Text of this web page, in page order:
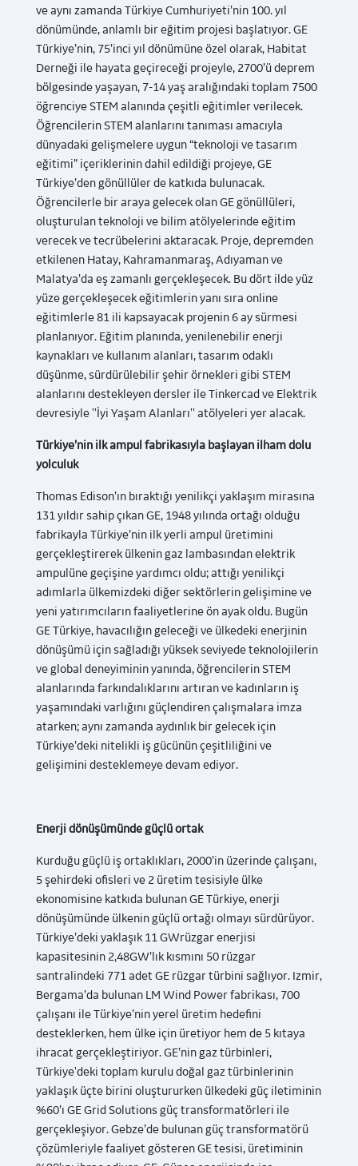
ve aynı zamanda Türkiye Cumhuriyeti’nin 100. yıl
dönümünde, anlamlı bir eğitim projesi başlatıyor. GE
Türkiye’nin, 75’inci yıl dönümüne özel olarak, Habitat
Derneği ile hayata geçireceği projeyle, 2700’ü deprem
bölgesinde yaşayan, 7-14 yaş aralığındaki toplam 7500
öğrenciye STEM alanında çeşitli eğitimler verilecek.
Öğrencilerin STEM alanlarını tanıması amacıyla
dünyadaki gelişmelere uygun “teknoloji ve tasarım
eğitimi” içeriklerinin dahil edildiği projeye, GE
Türkiye’den gönüllüler de katkıda bulunacak.
Öğrencilerle bir araya gelecek olan GE gönüllüleri,
oluşturulan teknoloji ve bilim atölyelerinde eğitim
verecek ve tecrübelerini aktaracak. Proje, depremden
etkilenen Hatay, Kahramanmaraş, Adıyaman ve
Malatya’da eş zamanlı gerçekleşecek. Bu dört ilde yüz
yüze gerçekleşecek eğitimlerin yanı sıra online
eğitimlerle 81 ili kapsayacak projenin 6 ay sürmesi
planlanıyor. Eğitim planında, yenilenebilir enerji
kaynakları ve kullanım alanları, tasarım odaklı
düşünme, sürdürülebilir şehir örnekleri gibi STEM
alanlarını destekleyen dersler ile Tinkercad ve Elektrik
devresiyle ''İyi Yaşam Alanları'' atölyeleri yer alacak.
Türkiye’nin ilk ampul fabrikasıyla başlayan ilham dolu
yolculuk
Thomas Edison’ın bıraktığı yenilikçi yaklaşım mirasına
131 yıldır sahip çıkan GE, 1948 yılında ortağı olduğu
fabrikayla Türkiye’nin ilk yerli ampul üretimini
gerçekleştirerek ülkenin gaz lambasından elektrik
ampulüne geçişine yardımcı oldu; attığı yenilikçi
adımlarla ülkemizdeki diğer sektörlerin gelişimine ve
yeni yatırımcıların faaliyetlerine ön ayak oldu. Bugün
GE Türkiye, havacılığın geleceği ve ülkedeki enerjinin
dönüşümü için sağladığı yüksek seviyede teknolojilerin
ve global deneyiminin yanında, öğrencilerin STEM
alanlarında farkındalıklarını artıran ve kadınların iş
yaşamındaki varlığını güçlendiren çalışmalara imza
atarken; aynı zamanda aydınlık bir gelecek için
Türkiye’deki nitelikli iş gücünün çeşitliliğini ve
gelişimini desteklemeye devam ediyor.
Enerji dönüşümünde güçlü ortak
Kurduğu güçlü iş ortaklıkları, 2000’in üzerinde çalışanı,
5 şehirdeki ofisleri ve 2 üretim tesisiyle ülke
ekonomisine katkıda bulunan GE Türkiye, enerji
dönüşümünde ülkenin güçlü ortağı olmayı sürdürüyor.
Türkiye’deki yaklaşık 11 GWrüzgar enerjisi
kapasitesinin 2,48GW’lık kısmını 50 rüzgar
santralindeki 771 adet GE rüzgar türbini sağlıyor. Izmir,
Bergama’da bulunan LM Wind Power fabrikası, 700
çalışanı ile Türkiye’nin yerel üretim hedefini
desteklerken, hem ülke için üretiyor hem de 5 kıtaya
ihracat gerçekleştiriyor. GE’nin gaz türbinleri,
Türkiye'deki toplam kurulu doğal gaz türbinlerinin
yaklaşık üçte birini oluştururken ülkedeki güç iletiminin
%60’ı GE Grid Solutions güç transformatörleri ile
gerçekleşiyor. Gebze’de bulunan güç transformatörü
çözümleriyle faaliyet gösteren GE tesisi, üretiminin